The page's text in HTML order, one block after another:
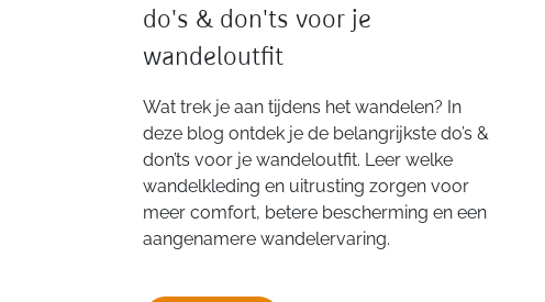
do's & don'ts voor je
wandeloutfit
Wat trek je aan tijdens het wandelen? In
deze blog ontdek je de belangrijkste do’s &
don’ts voor je wandeloutfit. Leer welke
wandelkleding en uitrusting zorgen voor
meer comfort, betere bescherming en een
aangenamere wandelervaring.